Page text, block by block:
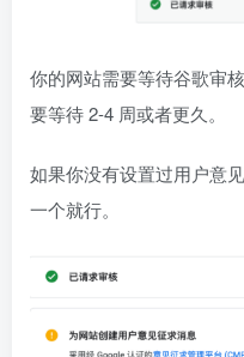
你的网站需要等待谷歌审
要等待 2-4 周或者更久。
如果你没有设置过用户意
一个就行。